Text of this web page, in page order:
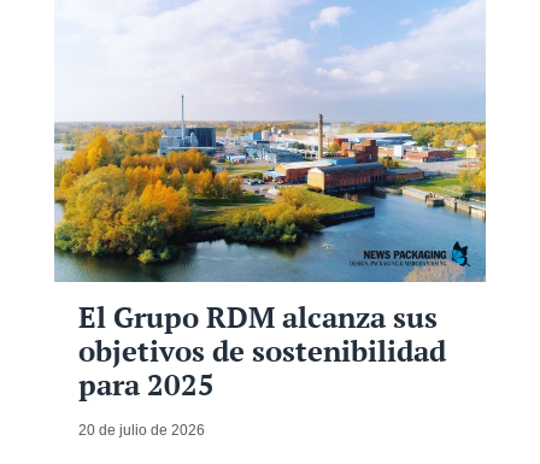
El Grupo RDM alcanza sus
objetivos de sostenibilidad
para 2025
20 de julio de 2026